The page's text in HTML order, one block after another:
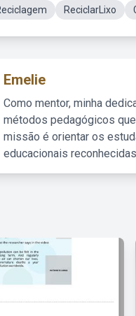
ReciclarLixo
Emelie
Como mentor, minha
métodos pedagógicos
missão é orientar os
educacionais